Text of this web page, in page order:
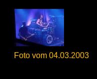
Foto vom 04.03.2003